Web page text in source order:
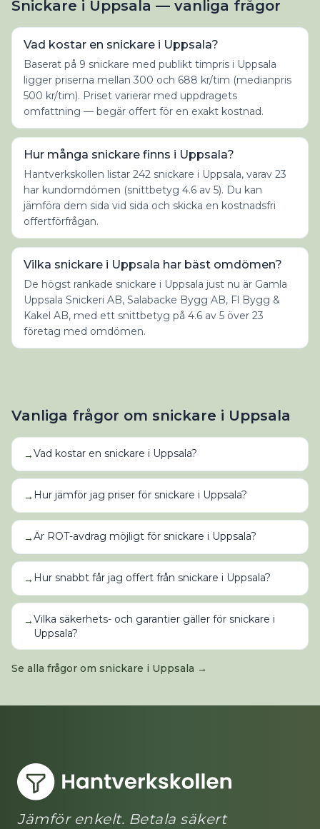
Snickare i Uppsala — vanliga frågor
Vad kostar en snickare i Uppsala?
Baserat på 9 snickare med publikt timpris i Uppsala
ligger priserna mellan 300 och 688 kr/tim (medianpris
500 kr/tim). Priset varierar med uppdragets
omfattning — begär offert för en exakt kostnad.
Hur många snickare finns i Uppsala?
Hantverkskollen listar 242 snickare i Uppsala, varav 23
har kundomdömen (snittbetyg 4.6 av 5). Du kan
jämföra dem sida vid sida och skicka en kostnadsfri
offertförfrågan.
Vilka snickare i Uppsala har bäst omdömen?
De högst rankade snickare i Uppsala just nu är Gamla
Uppsala Snickeri AB, Salabacke Bygg AB, Fl Bygg &
Kakel AB, med ett snittbetyg på 4.6 av 5 över 23
företag med omdömen.
Vanliga frågor om snickare i Uppsala
→Vad kostar en snickare i Uppsala?
→ Hur jämför jag priser för snickare i Uppsala?
→Är ROT-avdrag möjligt för snickare i Uppsala?
→ Hur snabbt får jag offert från snickare i Uppsala?
→Vilka säkerhets- och garantier gäller för snickare i
Uppsala?
Se alla frågor om snickare i Uppsala →
Jämför enkelt. Betala säkert